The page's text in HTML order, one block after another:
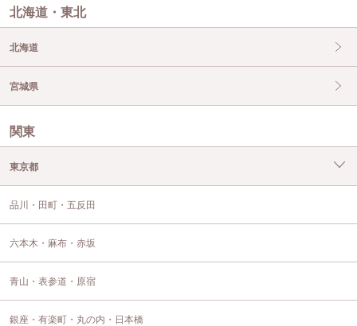
北海道・東北
北海道
宮城県
関東
東京都
品川・田町・五反田
六本木・麻布・赤坂
青山・表参道・原宿
銀座・有楽町・丸の内・日本橋